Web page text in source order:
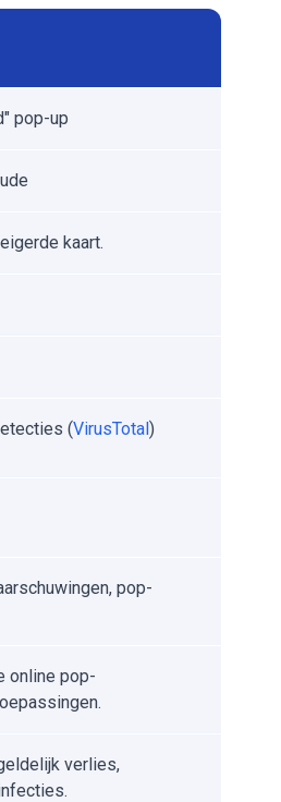
pop-up
kaart.
(VirusTotal)
pop-
online pop-
verlies,